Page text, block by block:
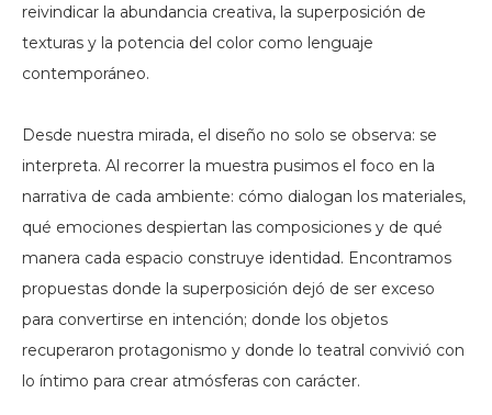
reivindicar la abundancia creativa, la superposición de
texturas y la potencia del color como lenguaje
contemporáneo.
Desde nuestra mirada, el diseño no solo se observa: se
interpreta. Al recorrer la muestra pusimos el foco en la
narrativa de cada ambiente: cómo dialogan los materiales,
qué emociones despiertan las composiciones y de qué
manera cada espacio construye identidad. Encontramos
propuestas donde la superposición dejó de ser exceso
para convertirse en intención; donde los objetos
recuperaron protagonismo y donde lo teatral convivió con
lo íntimo para crear atmósferas con carácter.